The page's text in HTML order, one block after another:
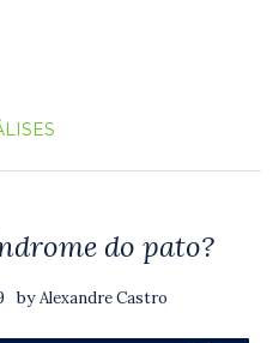
do pato?
byAlexandre Castro